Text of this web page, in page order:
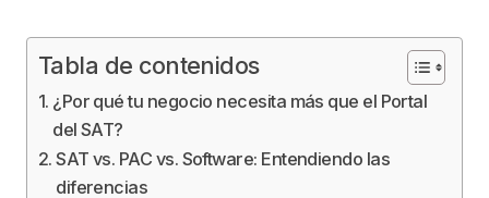
Tabla de contenidos
¿Por qué tu negocio necesita más que el Portal
del SAT?
SAT vs. PAC vs. Software: Entendiendo las
diferencias